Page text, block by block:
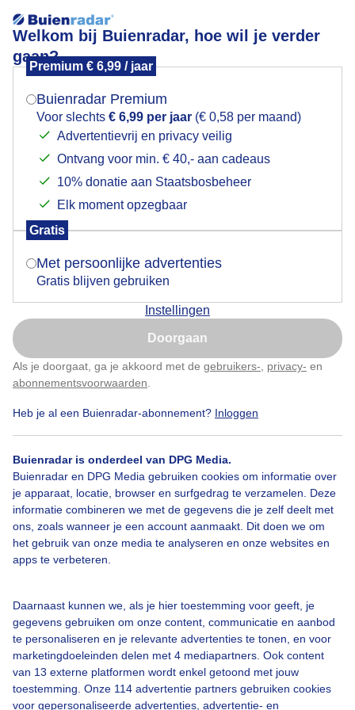
Welkom bij Buienradar, hoe wil je verder
gaan?
Premium € 6,99 / jaar
Buienradar Premium
Voor slechts € 6,99 per jaar (€ 0,58 per maand)
Advertentievrij en privacy veilig
Ontvang voor min. € 40,- aan cadeaus
10% donatie aan Staatsbosbeheer
Elk moment opzegbaar
Gratis
Met persoonlijke advertenties
Gratis blijven gebruiken
Instellingen
Doorgaan
Als je doorgaat, ga je akkoord met de gebruikers- privacy- en
abonnementsvoorwaarden
Heb je al een Buienradar-abonnement? Inloggen
Buienradar is onderdeel van DPG Media.
Buienradar en DPG Media gebruiken cookies om informatie over
je apparaat, locatie, browser en surfgedrag te verzamelen. Deze
informatie combineren we met de gegevens die je zelf deelt met
ons, zoals wanneer je een account aanmaakt. Dit doen we om
het gebruik van onze media te analyseren en onze websites en
apps te verbeteren.
Daarnaast kunnen we, als je hier toestemming voor geeft, je
gegevens gebruiken om onze content, communicatie en aanbod
te personaliseren en je relevante advertenties te tonen, en voor
marketingdoeleinden delen met 4 mediapartners. Ook content
van 13 externe platformen wordt enkel getoond met jouw
toestemming. Onze 114 advertentie partners gebruiken cookies
voor gepersonaliseerde advertenties, advertentie- en
zonnigenrustigweer
Populaire categorieën
Lente
Zomer
Over Buienradar
Bedrijfsgegevens
Veelgestelde vragen
Contact
Gebruikersvoorwaarden
Adverteren
Buienradar Team
Privacy beleid
Mogen we je locatie gebruiken voor het
Indien je hier nog geen akkoord op hebt gegeven,
verschijnt er zo een pop-up uit je browser waarin
Is goed, toon de popup
Nu niet, misschien later
Klik hierom dit aan te passen